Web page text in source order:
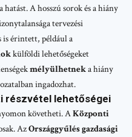
A hosszú sorok és a hiány
tervezési
is érintett, például a
külföldi lehetőségeket
mélyülhetneka hiány
ingadozhat.
részvétel lehetőségei
követheti. AKözponti
AzOrszággyűlés gazdasági